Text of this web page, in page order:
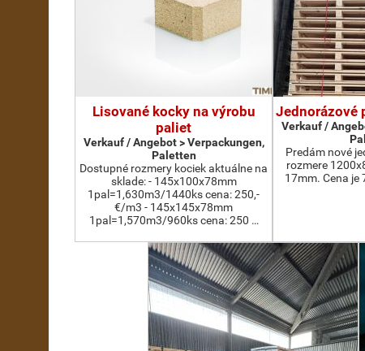
Lisované kocky na výrobu
paliet
Verkauf / Angebot > Verpackungen,
Paletten
Dostupné rozmery kociek aktuálne na
sklade: - 145x100x78mm
1pal=1,630m3/1440ks cena: 250,-
€/m3 - 145x145x78mm
1pal=1,570m3/960ks cena: 250 …
Jednorázové
Verkauf /
Predám nové
rozmere
17mm. Cena je